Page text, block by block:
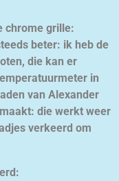
chrome grille:
beter: ik heb de
die kan er
in
van Alexander
die werkt weer
verkeerd om